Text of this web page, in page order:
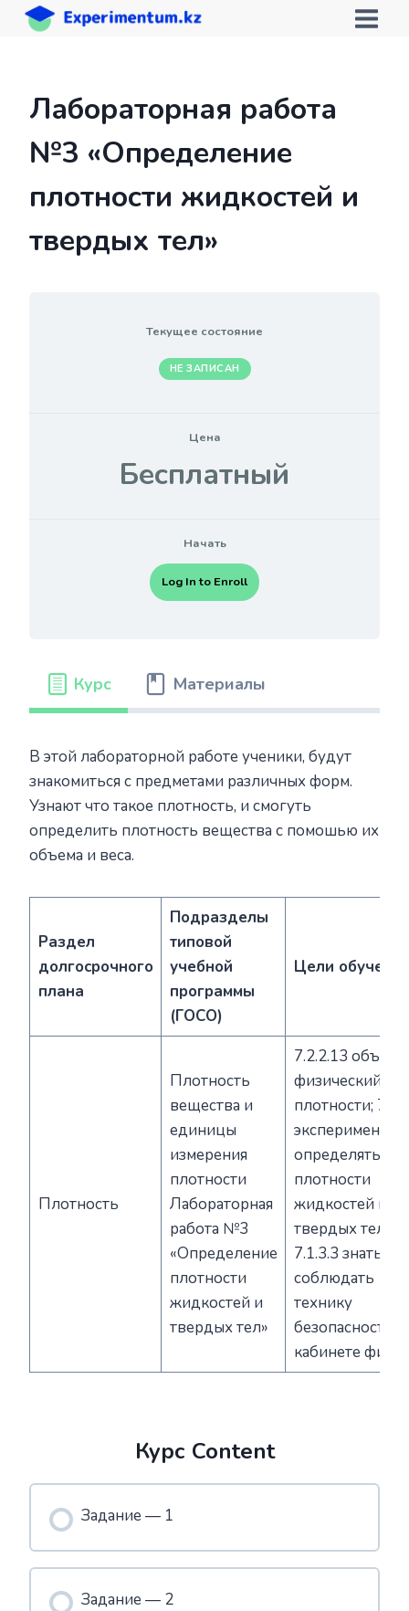
Перейти
Лабораторная работа
№3 «Определение
плотности жидкостей и
твердых тел»
Текущее состояние
НЕ ЗАПИСАН
Цена
Бесплатный
Начать
Log In to Enroll
Курс Материалы
В этой лабораторной работе ученики, будут
знакомиться с предметами различных форм.
Узнают что такое плотность, и смогуть
определить плотность вещества с помошью их
объема и веса.
Раздел
долгосрочного
плана
Подразделы
типовой
учебной
программы
(ГОСО)
Цели обучения
Плотность
Плотность
вещества и
единицы
измерения
плотности
Лабораторная
работа №3
«Определение
плотности
жидкостей и
твердых тел»
7.2.2.13
физический
плотности;
определять
плотности
жидкостей и
твердых тел;
7.1.3.3 знать и
соблюдать
технику
безопасности в
кабинете
Курс Content
Задание — 1
Задание — 2